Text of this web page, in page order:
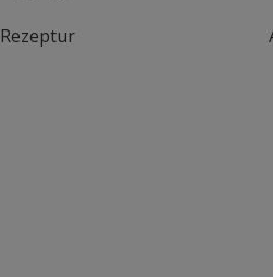
Rezeptur